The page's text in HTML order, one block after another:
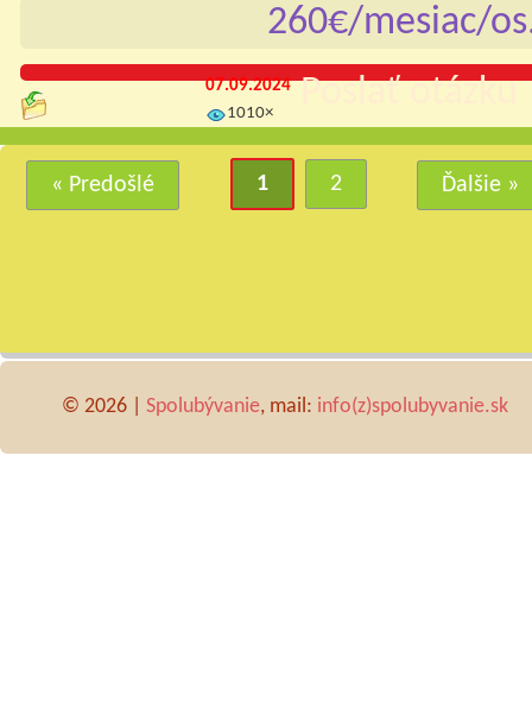
260€/mesiac/
Poslať otázku
07.09.2024
1010×
Ďalšie »
« Predošlé 1 2
© 2026 | Spolubývanie, mail: info(z)spolubyvanie.sk